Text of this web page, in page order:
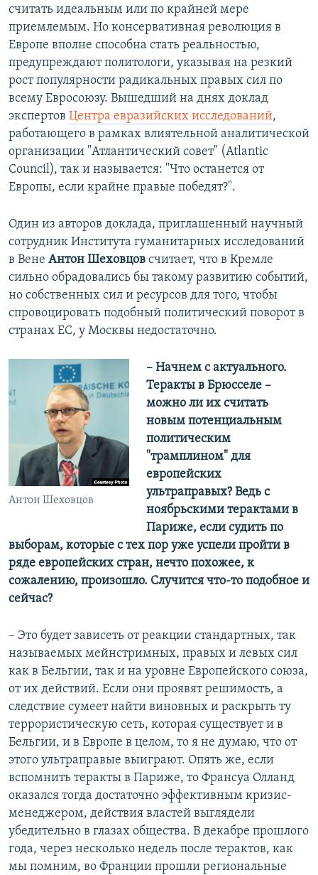
считать идеальным или по крайней мере
приемлемым. Но консервативная революция в
Европе вполне способна стать реальностью,
предупреждают политологи, указывая на резкий
рост популярности радикальных правых сил по
всему Евросоюзу. Вышедший на днях доклад
экспертов Центра евразийских исследований,
работающего в рамках влиятельной аналитической
организации "Атлантический совет" (Atlantic
Council), так и называется: "Что останется от
Европы, если крайне правые победят?".
Один из авторов доклада, приглашенный научный
сотрудник Института гуманитарных исследований
в Вене Антон Шеховцов считает, что в Кремле
сильно обрадовались бы такому развитию событий,
но собственных сил и ресурсов для того, чтобы
спровоцировать подобный политический поворот в
странах ЕС, у Москвы недостаточно.
Антон Шеховцов
– Начнем с актуального.
Теракты в Брюсселе –
можно ли их считать
новым потенциальным
политическим
"трамплином" для
европейских
ультраправых? Ведь с
ноябрьскими терактами в
Париже, если судить по
выборам, которые с тех пор уже успели пройти в
ряде европейских стран, нечто похожее, к
сожалению, произошло. Случится что-то подобное и
сейчас?
– Это будет зависеть от реакции стандартных, так
называемых мейнстримных, правых и левых сил
как в Бельгии, так и на уровне Европейского союза,
от их действий. Если они проявят решимость, а
следствие сумеет найти виновных и раскрыть ту
террористическую сеть, которая существует и в
Бельгии, и в Европе в целом, то я не думаю, что от
этого ультраправые выиграют. Опять же, если
вспомнить теракты в Париже, то Франсуа Олланд
оказался тогда достаточно эффективным кризис-
менеджером, действия властей выглядели
убедительно в глазах общества. В декабре прошлого
года, через несколько недель после терактов, как
мы помним, во Франции прошли региональные